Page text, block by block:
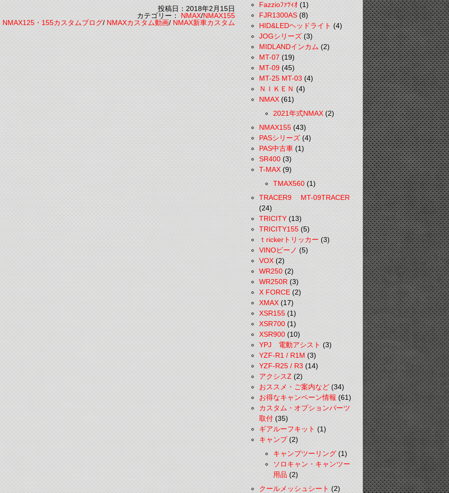
投稿日：2018年2月15日
カテゴリー：NMAX/NMAX155
NMAX125・155カスタムブログ/NMAXカスタム動画/NMAX新車カスタム
Fazzioﾌｧﾂｨｵ(1)
FJR1300AS(8)
HID&LEDヘッドライト(4)
JOGシリーズ(3)
MIDLANDインカム(2)
MT-07(19)
MT-09 (45)
MT-25 MT-03(4)
ＮＩＫＥＮ(4)
NMAX(61)
2021年式NMAX(2)
NMAX155(43)
PASシリーズ(4)
PAS中古車(1)
SR400(3)
T-MAX(9)
TMAX560(1)
TRACER9 MT-09TRACER
(24)
TRICITY(13)
TRICITY155(5)
ｔrickerトリッカー(3)
VINOビーノ(5)
VOX(2)
WR250(2)
WR250R(3)
X FORCE(2)
XMAX(17)
XSR155(1)
XSR700(1)
XSR900(10)
YPJ 電動アシスト(3)
YZF-R1 / R1M(3)
YZF-R25 / R3(14)
アクシスZ(2)
おススメ・ご案内など(34)
お得なキャンペーン情報(61)
カスタム・オプションパーツ
取付(35)
ギアルーフキット(1)
キャンプ(2)
キャンプツーリング(1)
ソロキャン・キャンツー
用品(2)
クールメッシュシート(2)